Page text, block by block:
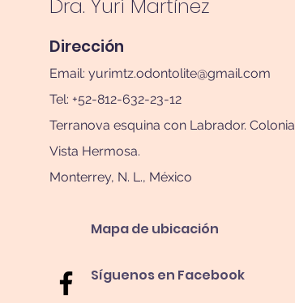
Dra. Yuri Martínez
Dirección
Email: yurimtz.odontolite@gmail.com
Tel: +52-812-632-23-12
Terranova esquina con Labrador. Colonia
Vista Hermosa.
Monterrey, N. L., México
Mapa de ubicación
Síguenos en Facebook